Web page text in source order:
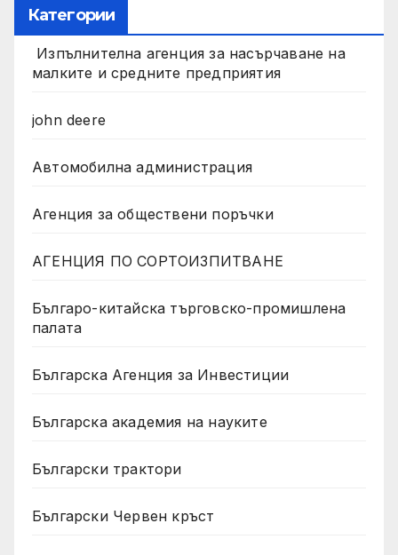
Категории
Изпълнителна агенция за насърчаване на
малките и средните предприятия
john deere
Автомобилна администрация
Агенция за обществени поръчки
АГЕНЦИЯ ПО СОРТОИЗПИТВАНЕ
Българо-китайска търговско-промишлена
палата
Българска Агенция за Инвестиции
Българска академия на науките
Български трактори
Български Червен кръст